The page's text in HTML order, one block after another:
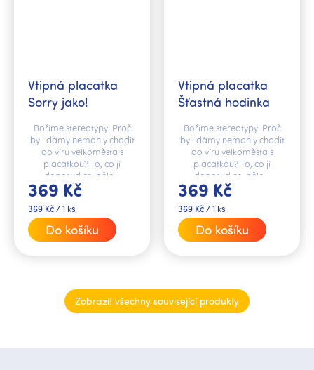
Vtipná placatka
Sorry jako!
369 Kč
Měrná
cena:
369 Kč / 1 ks
Do košíku
Boříme stereotypy! Proč
by i dámy nemohly chodit
do víru velkoměsta s
placatkou? To, co jí
doposud chybělo v
kabelce, je stylová
placatka s vtipným textem
„Sorry jako!“.
Vtipná placatka
Šťastná hodinka
369 Kč
Měrná
cena:
369 Kč / 1 ks
Do košíku
Boříme stereotypy! Proč
by i dámy nemohly chodit
do víru velkoměsta s
placatkou? To, co jí
doposud chybělo v
kabelce, je stylová
placatka s vtipným textem
„Šťastná hodinka!“.
Zobrazit všechny související produkty